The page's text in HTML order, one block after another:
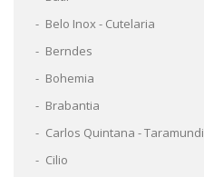
Belo Inox - Cutelaria
Berndes
Bohemia
Brabantia
Carlos Quintana - Taramundi
Cilio